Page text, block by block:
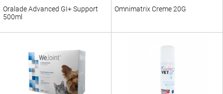
Oralade Advanced GI+ Support
500ml
Omnimatrix Creme 20G